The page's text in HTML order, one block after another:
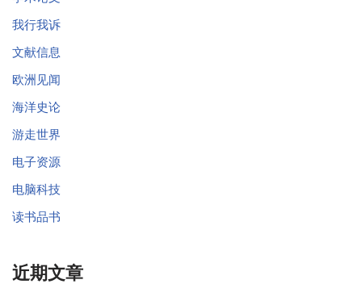
我行我诉
文献信息
欧洲见闻
海洋史论
游走世界
电子资源
电脑科技
读书品书
近期文章